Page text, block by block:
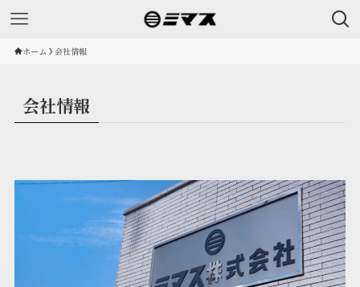
ホーム 会社情報
会社情報